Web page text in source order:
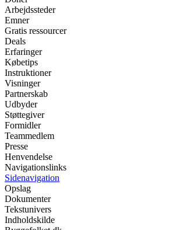
Arbejdssteder
Emner
Gratis ressourcer
Deals
Erfaringer
Købetips
Instruktioner
Visninger
Partnerskab
Udbyder
Støttegiver
Formidler
Teammedlem
Presse
Henvendelse
Navigationslinks
Sidenavigation
Opslag
Dokumenter
Tekstunivers
Indholdskilde